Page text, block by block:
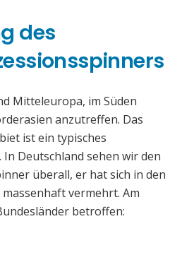
des
Mitteleuropa, im Süden
anzutreffen. Das
ist ein typisches
Deutschland sehen wir den
überall, er hat sich in den
vermehrt. Am
betroffen: